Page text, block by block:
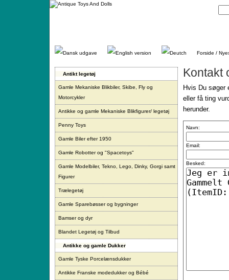
Gå
Forside /
Antikt legetøj
Gamle Mekaniske Blikbiler, Skibe, Fly og
Motorcykler
Antikke og gamle Mekaniske Blikfigurer/ legetøj
Penny Toys
Gamle Biler efter 1950
Gamle Robotter og "Spacetoys"
Gamle Modelbiler, Tekno, Lego, Dinky, Gorgi samt
Figurer
Trælegetøj
Gamle Sparebøsser og bygninger
Bamser og dyr
Blandet Legetøj og Tilbud
Antikke og gamle Dukker
Gamle Tyske Porcelænsdukker
Antikke Franske modedukker og Bébé
Kontakt
Hvis Du
eller få ting
herunder.
Navn:
Email:
Besked: